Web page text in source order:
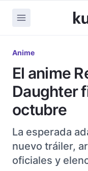
Anime
El anime
Daughter
octubre
La esperada
nuevo tráiler,
oficiales y